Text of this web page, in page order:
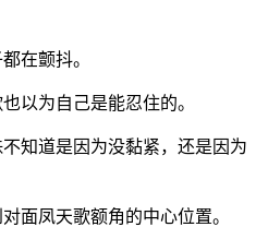
在颤抖。
以为自己是能忍住的。
知道是因为没黏紧，还是因为
面凤天歌额角的中心位置。